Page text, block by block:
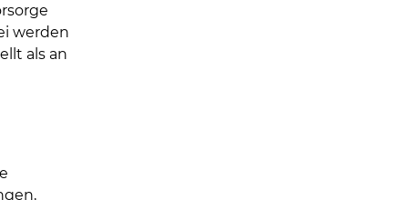
werden
als an